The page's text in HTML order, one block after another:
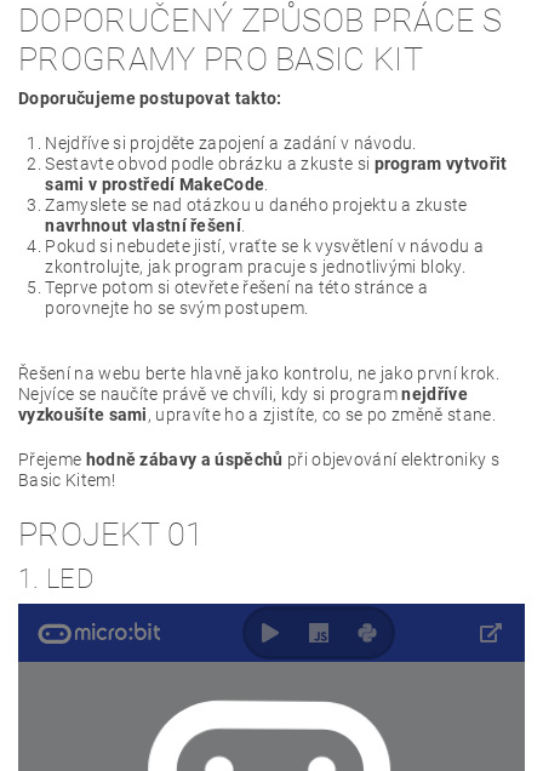
DOPORUČENÝ ZPŮSOB PRÁCE S
PROGRAMY PRO BASIC KIT
Doporučujeme postupovat takto:
Nejdříve si projděte zapojení a zadání v návodu.
Sestavte obvod podle obrázku a zkuste si program vytvořit
sami v prostředí MakeCode
Zamyslete se nad otázkou u daného projektu a zkuste
navrhnout vlastní řešení
Pokud si nebudete jistí, vraťte se k vysvětlení v návodu a
zkontrolujte, jak program pracuje s jednotlivými bloky.
Teprve potom si otevřete řešení na této stránce a
porovnejte ho se svým postupem.
Řešení na webu berte hlavně jako kontrolu, ne jako první krok.
Nejvíce se naučíte právě ve chvíli, kdy si programnejdříve
vyzkoušíte sami, upravíte ho a zjistíte, co se po změně stane.
Přejeme hodně zábavy a úspěchů při objevování elektroniky s
Basic Kitem!
PROJEKT 01
1. LED